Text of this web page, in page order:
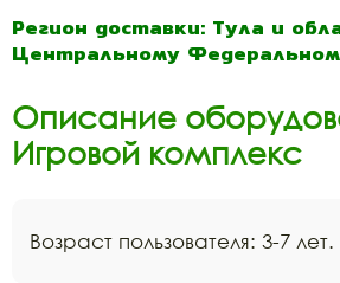
Регион доставки: Тула и
Центральному
Описание
Игровой комплекс
Возраст пользователя: 3-7 лет.